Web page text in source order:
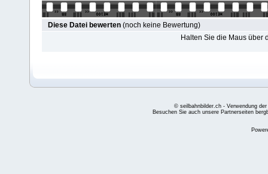
Diese Datei bewerten (noch keine Bewertung)
Halten Sie die Maus über
© seilbahnbilder.ch - Verwendung
Besuchen Sie auch unsere Partnerseiten